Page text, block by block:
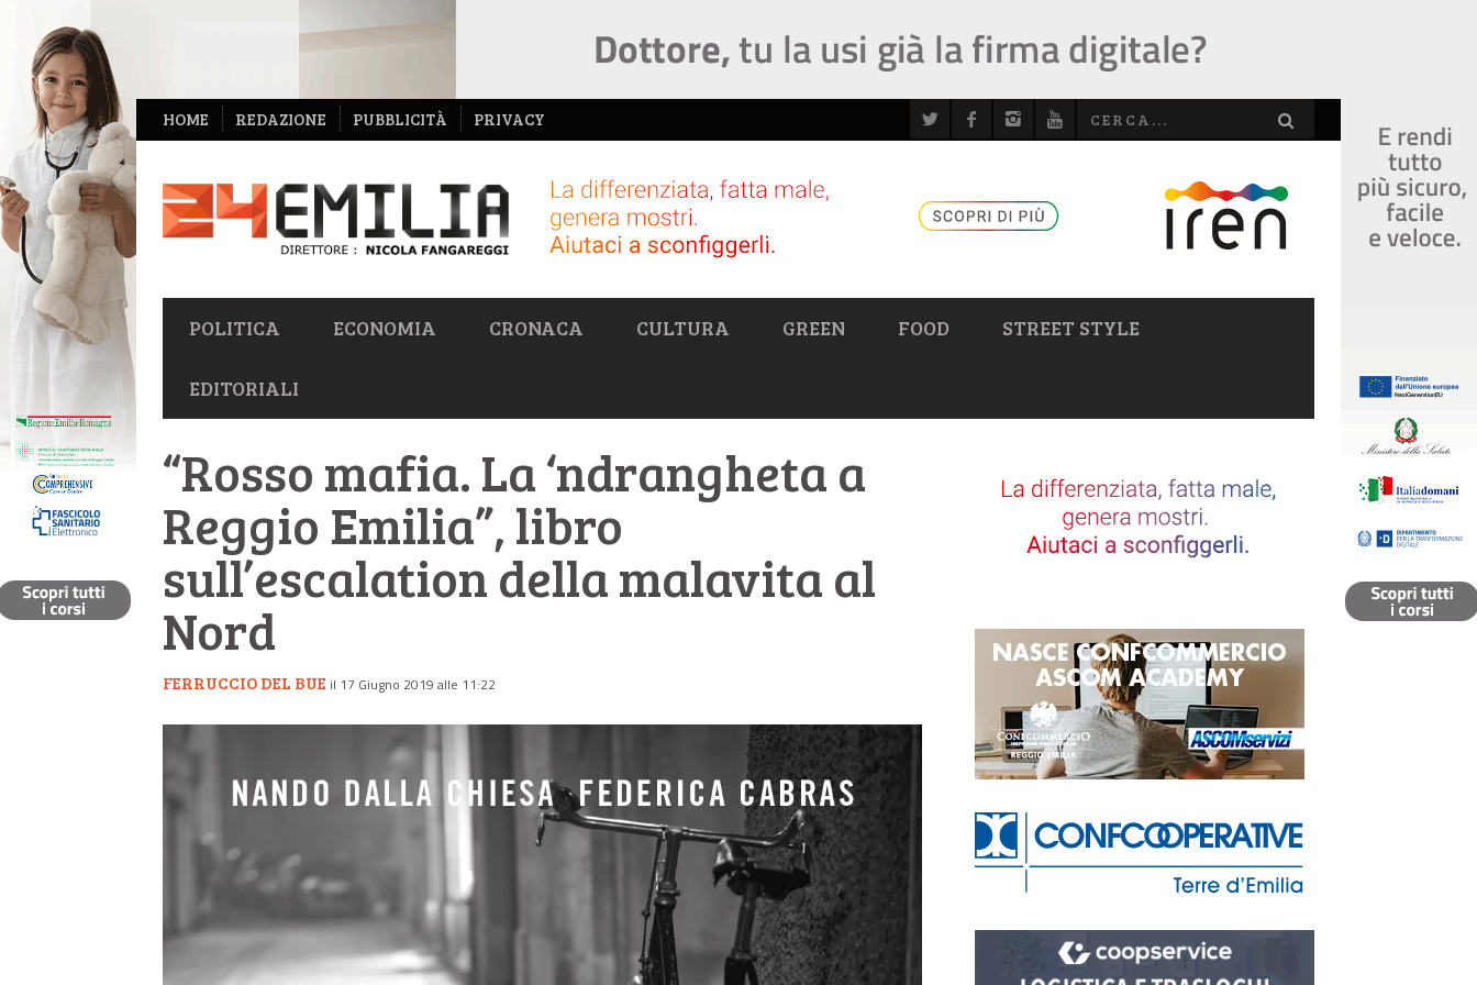
NAVIGAZIONE
SECONDARIA
HOME REDAZIONE PUBBLICITÀ PRIVACY
NAVIGAZIONE
PRIMARIA
POLITICA ECONOMIA CRONACA CULTURA GREEN FOOD STREET STYLE
EDITORIALI
“Rosso mafia. La ‘ndrangheta a
Reggio Emilia”, libro
sull’escalation della malavita al
Nord
FERRUCCIO DEL BUE il 17 Giugno 2019 alle 11:22